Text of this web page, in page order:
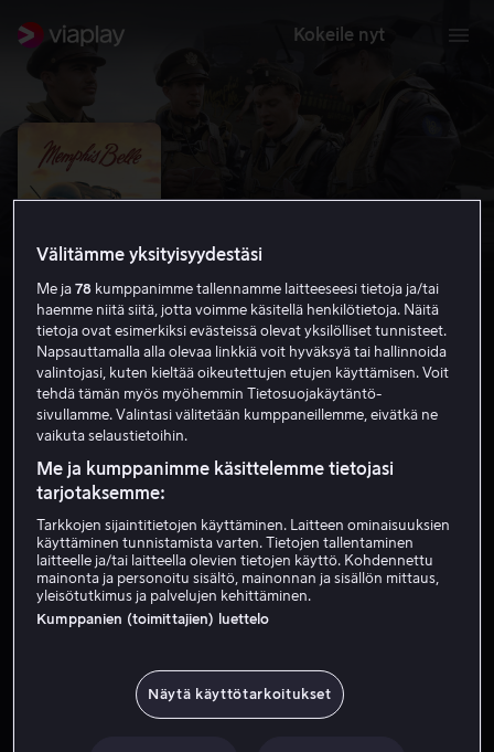
Kokeile nyt
Memphis Belle
6.9 Toiminta
HD
Vuokraa 4,99 €
Osta 10,99 €
Katso traileri
Tuottama David Puttnamin, maisemallinen seikkailu
Tuottama David Puttnamin, maisemallinen seikkailu
Välitämme yksityisyydestäsi
Me ja78 kumppanimme tallennamme laitteeseesi tietoja ja/tai
haemme niitä siitä, jotta voimme käsitellä henkilötietoja. Näitä
tietoja ovat esimerkiksi evästeissä olevat yksilölliset tunnisteet.
Napsauttamalla alla olevaa linkkiä voit hyväksyä tai hallinnoida
valintojasi, kuten kieltää oikeutettujen etujen käyttämisen. Voit
tehdä tämän myös myöhemmin Tietosuojakäytäntö-
sivullamme. Valintasi välitetään kumppaneillemme, eivätkä ne
vaikuta selaustietoihin.
Me ja kumppanimme käsittelemme tietojasi
tarjotaksemme:
Tarkkojen sijaintitietojen käyttäminen. Laitteen ominaisuuksien
käyttäminen tunnistamista varten. Tietojen tallentaminen
laitteelle ja/tai laitteella olevien tietojen käyttö. Kohdennettu
mainonta ja personoitu sisältö, mainonnan ja sisällön mittaus,
yleisötutkimus ja palvelujen kehittäminen.
Kumppanien (toimittajien) luettelo
Näytä käyttötarkoitukset